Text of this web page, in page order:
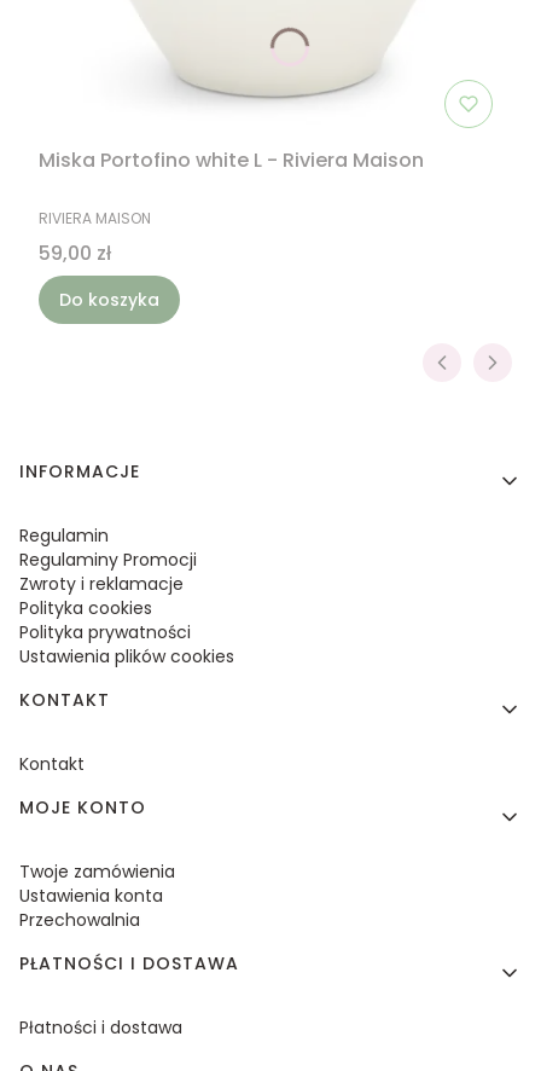
Miska Portofino white L - Riviera Maison
PRODUCENT
RIVIERA MAISON
Cena
59,00 zł
Do koszyka
Linki w stopce
INFORMACJE
Regulamin
Regulaminy Promocji
Zwroty i reklamacje
Polityka cookies
Polityka prywatności
Ustawienia plików cookies
KONTAKT
Kontakt
MOJE KONTO
Twoje zamówienia
Ustawienia konta
Przechowalnia
PŁATNOŚCI I DOSTAWA
Płatności i dostawa